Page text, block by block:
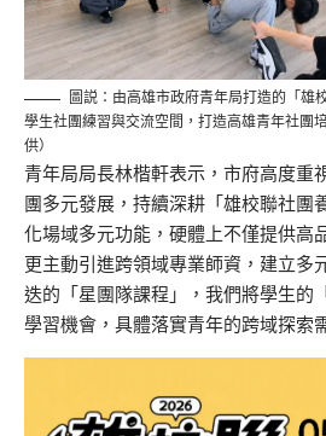
圖説：由高雄市政府青年局打造的「雄
學生社團練習與交流空間，打造高雄青年社團
供）
青年局局長林楷軒表示，市府高度重
團多元發展，持續深耕「雄校聯社團
化場域多元功能，硬體上不僅提供高
更主動引進跨領域專業師資，建立多
迭的「星團隊課程」，我們將學生的
學習機會，具體落實青年的跨域探索